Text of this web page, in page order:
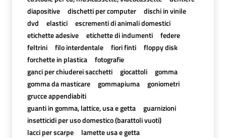
diapositive
dischetti per computer
dischi in vinile
dvd
elastici
escrementi di animali domestici
etichette adesive
etichette di indumenti
federe
feltrini
filo interdentale fiori finti
floppy disk
forchette in plastica
fotografie
ganci per chiuderei sacchetti
giocattoli
gomma
gomma da masticare
gommapiuma
goniometri
grucce appendiabiti
guanti in gomma, lattice, usa e getta
guarnizioni
insetticidi per uso domestico (barattoli vuoti)
lacci per scarpe
lamette usa e getta